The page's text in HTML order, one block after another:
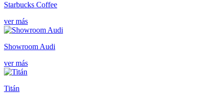
Starbucks Coffee
ver más
Showroom Audi
ver más
Titán